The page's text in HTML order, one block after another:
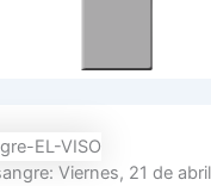
Viernes, 21 de